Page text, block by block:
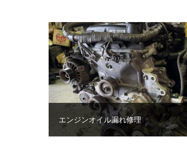
エンジンオイル漏れ修理